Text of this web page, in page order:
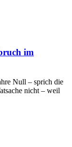
im
Null – sprich die
nicht – weil